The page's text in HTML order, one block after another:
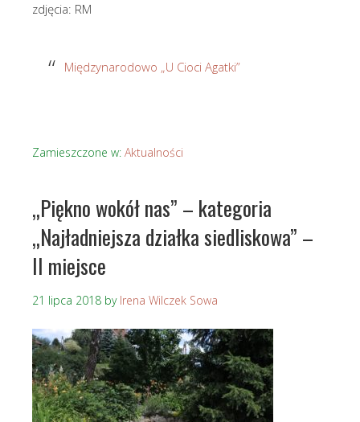
zdjęcia: RM
Międzynarodowo „U Cioci Agatki”
Zamieszczone w: Aktualności
„Piękno wokół nas” – kategoria
„Najładniejsza działka siedliskowa” –
II miejsce
21 lipca 2018 by Irena Wilczek Sowa